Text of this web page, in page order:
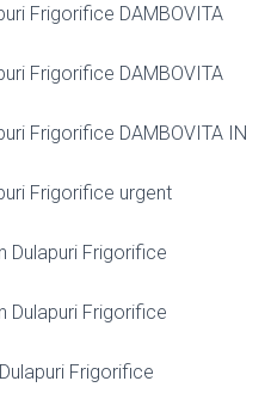
Frigorifice DAMBOVITA
Frigorifice DAMBOVITA
Frigorifice DAMBOVITA IN
Frigorifice urgent
Dulapuri Frigorifice
Dulapuri Frigorifice
Frigorifice